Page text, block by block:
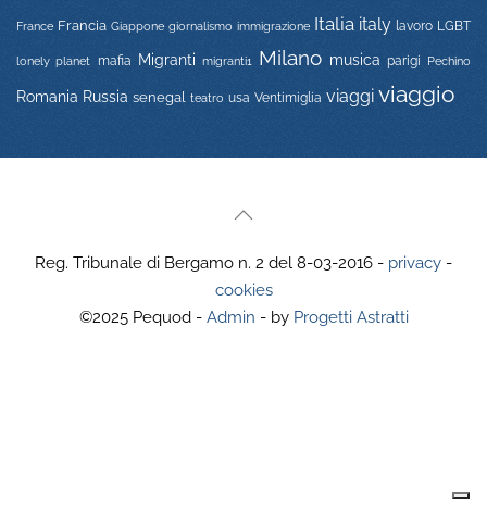
France Francia Giappone giornalismo immigrazione Italia italy lavoro LGBT
lonely planet mafia Migranti migranti1 Milano musica parigi Pechino
Romania Russia senegal teatro usa Ventimiglia viaggi viaggio
Reg. Tribunale di Bergamo n. 2 del 8-03-2016 - privacy -
cookies
©2025 Pequod - Admin - by Progetti Astratti